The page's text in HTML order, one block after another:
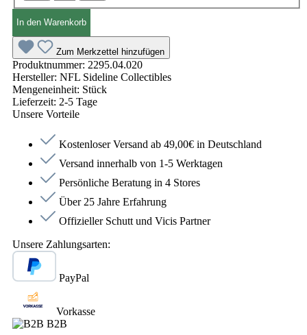
In den Warenkorb
Zum Merkzettel hinzufügen
Produktnummer: 2295.04.020
Hersteller: NFL Sideline Collectibles
Mengeneinheit: Stück
Lieferzeit: 2-5 Tage
Unsere Vorteile
Kostenloser Versand ab 49,00€ in Deutschland
Versand innerhalb von 1-5 Werktagen
Persönliche Beratung in 4 Stores
Über 25 Jahre Erfahrung
Offizieller Schutt und Vicis Partner
Unsere Zahlungsarten:
PayPal
Vorkasse
B2B